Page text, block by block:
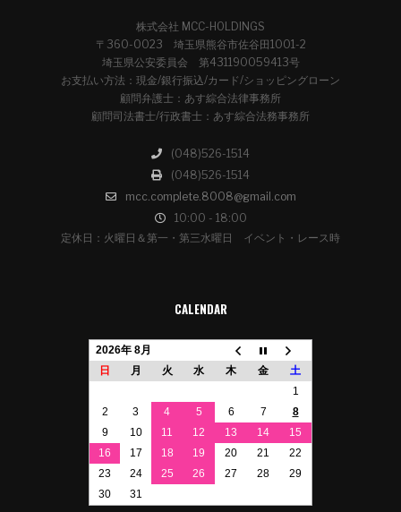
株式会社 MCC-HOLDINGS
〒360-0023 埼玉県熊谷市佐谷田1001-2
埼玉県公安委員会 第431190059413号
お支払い方法：現金/銀行振込/カード/ショッピングローン
顧問弁護士：あす綜合法律事務所
顧問司法書士/行政書士：あす綜合法務事務所
(048)526-1514
(048)526-1514
mcc.complete.8008@gmail.com
10:00 - 18:00
定休日：火曜日＆第一・第三水曜日 イベント・レース時
CALENDAR
2026年 8月
日
月 火 水 木 金
土
1
2
3 4 5 6 7
8
9
10 11 12 13 14
15
16
17 18 19 20 21
22
23
24 25 26 27 28
29
30
31